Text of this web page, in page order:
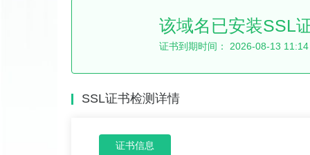
该域名已安装SSL
证书到期时间： 2026-08-13 11:14
SSL证书检测详情
证书信息